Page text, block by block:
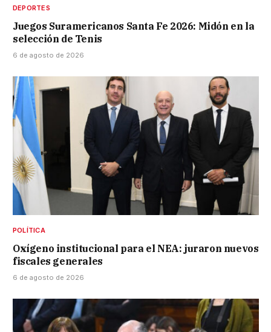
DEPORTES
Juegos Suramericanos Santa Fe 2026: Midón en la
selección de Tenis
6 de agosto de 2026
POLÍTICA
Oxígeno institucional para el NEA: juraron nuevos
fiscales generales
6 de agosto de 2026